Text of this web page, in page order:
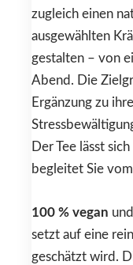
zugleich einen
ausgewählten
gestalten – von
Abend. Die
Ergänzung zu
Der Tee lässt
begleitet Sie
100 % vegan
setzt auf eine
geschätzt wird.